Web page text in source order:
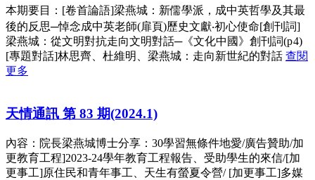
本期要目：[卷首論語]梁燕城：新儒學派，成中英哲學及其最
後的反思─悼念成中英老師(扉頁)歷史文獻‧初心使命[創刊詞]
梁燕城：從文明對抗走向文明對話─《文化中國》創刊詞(p 4)
[專題對話]林思齊、杜維明、梁燕城：走向新世紀的對話 查閱
更多
天情通訊 第 83 期(2024.1)
內容：院長梁燕城博士分享：30學習無條件地愛/廣告贊助/加
更教育工程]2023-24學年教育工程報告、受助學生的來信/[加
更事工]原住民和青年事工、天生有螢夏令營/ [加更事工]多媒